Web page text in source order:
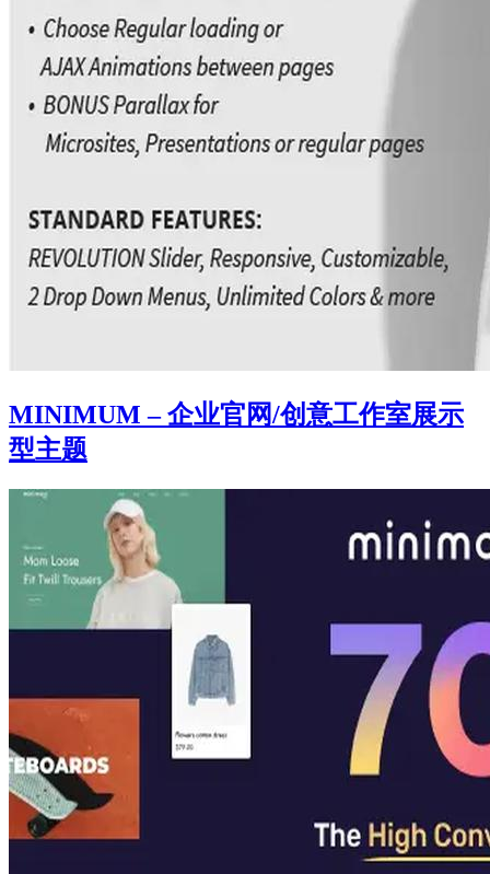
MINIMUM – 企业官网/创意工作室展示
型主题